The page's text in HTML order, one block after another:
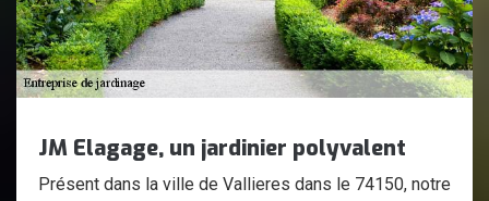
JM Elagage, un jardinier polyvalent
Présent dans la ville de Vallieres dans le 74150, notre